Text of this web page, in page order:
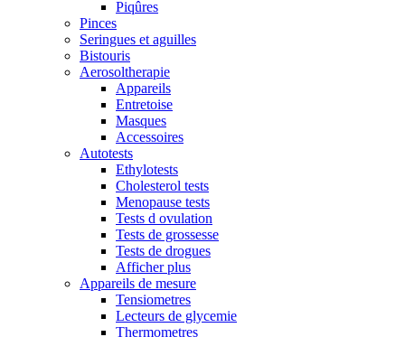
Piqûres
Pinces
Seringues et aguilles
Bistouris
Aerosoltherapie
Appareils
Entretoise
Masques
Accessoires
Autotests
Ethylotests
Cholesterol tests
Menopause tests
Tests d ovulation
Tests de grossesse
Tests de drogues
Afficher plus
Appareils de mesure
Tensiometres
Lecteurs de glycemie
Thermometres